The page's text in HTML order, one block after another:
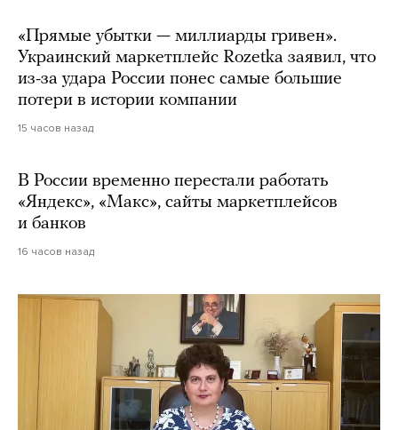
«Прямые убытки — миллиарды гривен».
Украинский маркетплейс Rozetka заявил, что
из-за удара России понес самые большие
потери в истории компании
15 часов назад
В России временно перестали работать
«Яндекс», «Макс», сайты маркетплейсов
и банков
16 часов назад